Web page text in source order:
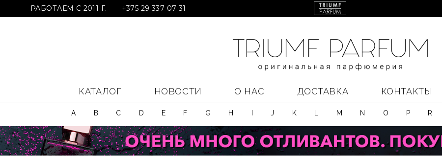
РАБОТАЕМ С 2011 Г. +375 29 337 07 31
КАТАЛОГ НОВОСТИ О НАС ДОСТАВКА КОНТАКТЫ
A B C D E F G H J K M N O P R